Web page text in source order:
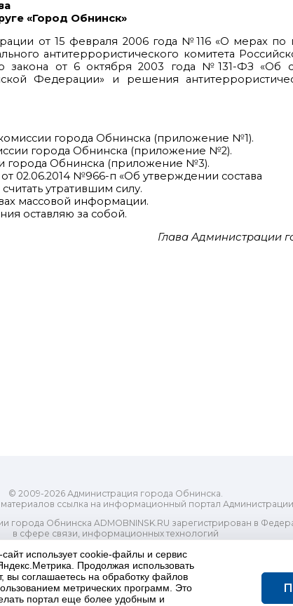
«Город Обнинск»
от 15 февраля 2006 года №116 «О мерах по
антитеррористического комитета
закона от 6 октября 2003 года №131-ФЗ «Об
Федерации» и решения
города Обнинска (приложение №1).
города Обнинска (приложение №2).
города Обнинска (приложение №3).
02.06.2014 №966-п «Об утверждении состава
утратившим силу.
массовой информации.
оставляю за собой.
Глава Администрации
© 2009-2026 Администрация города Обнинска.
ссылка на информационный портал
Обнинска ADMOBNINSK.RU зарегистрирован в
в сфере связи, информационных технологий
Свидетельство о регистрации Эл № ФС77-73321
орган) городского округа "Город Обнинск".
электронной почты Редакции: redactor@admobninsk.ru
Телефон Редакции: +7 (484) 395-85-85
использует cookie-файлы и сервис
Продолжая использовать
вы соглашаетесь на обработку файлов
метрических программ. Это
портал еще более удобным и